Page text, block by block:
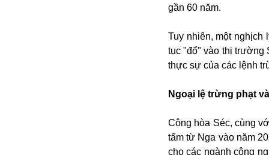
gần 60 năm.
Tuy nhiên, một nghịch
tục "đổ" vào thị trường
thực sự của các lệnh
Ngoại lệ trừng phạt
Cộng hòa Séc, cùng
tấm từ Nga vào năm
cho các ngành công